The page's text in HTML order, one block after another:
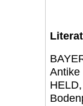
Antike